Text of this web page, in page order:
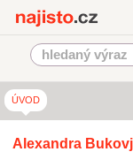
ÚVOD
Alexandra